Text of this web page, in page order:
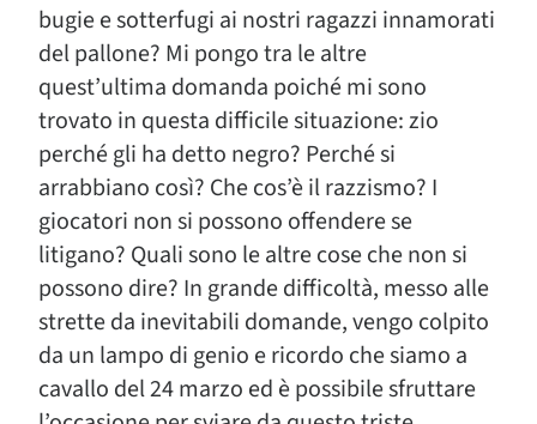
bugie e sotterfugi ai nostri ragazzi innamorati
del pallone? Mi pongo tra le altre
quest’ultima domanda poiché mi sono
trovato in questa difficile situazione: zio
perché gli ha detto negro? Perché si
arrabbiano così? Che cos’è il razzismo? I
giocatori non si possono offendere se
litigano? Quali sono le altre cose che non si
possono dire? In grande difficoltà, messo alle
strette da inevitabili domande, vengo colpito
da un lampo di genio e ricordo che siamo a
cavallo del 24 marzo ed è possibile sfruttare